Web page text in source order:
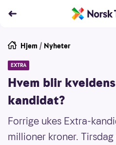
Hjem / Nyheter
EXTRA
Hvem blir
kandidat?
Forrige ukes Extra-
millioner kroner.